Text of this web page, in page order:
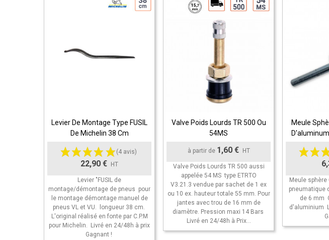
Ajouter Au Panier
Levier De Montage Type FUSIL
De Michelin 38 Cm
(4 avis)
22,90 € HT
Levier "FUSIL de
montage/démontage de pneus pour
le montage démontage manuel de
pneus VL et VU. longueur 38 cm.
L'original réalisé en fonte par C.P.M
pour Michelin. Livré en 24/48h à prix
Gagnant !
Ajouter Au Panier
Valve Poids Lourds TR 500 Ou
54MS
à partir de 1,60 € HT
Valve Poids Lourds TR 500 aussi
appelée 54 MS type ETRTO
V3.21.3 vendue par sachet de 1 ex
ou 10 ex. hauteur totale 55 mm. Pour
jantes avec trou de 16 mm de
diamètre. Pression maxi 14 Bars
Livré en 24/48h à Prix...
Ajouter
Meule
Meule sphère
pneumatique
de 6 mm
d'aluminium